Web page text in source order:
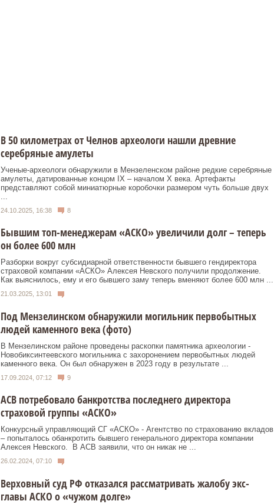
В 50 километрах от Челнов археологи нашли древние
серебряные амулеты
Ученые-археологи обнаружили в Мензеленском районе редкие серебряные
амулеты, датированные концом IX – началом X века. Артефакты
представляют собой миниатюрные коробочки размером чуть больше двух
24.10.2025, 16:38 8
Бывшим топ-менеджерам «АСКО» увеличили долг – теперь
он более 600 млн
Разборки вокруг субсидиарной ответственности бывшего гендиректора
страховой компании «АСКО» Алексея Невского получили продолжение.
Как выяснилось, ему и его бывшего заму теперь вменяют более 600 млн ...
21.03.2025, 13:01
Под Мензелинском обнаружили могильник первобытных
людей каменного века (фото)
В Мензелинском районе проведены раскопки памятника археологии -
Новобиксинтеевского могильника c захоронением первобытных людей
каменного века. Он был обнаружен в 2023 году в результате ...
17.09.2024, 07:12 9
АСВ потребовало банкротства последнего директора
страховой группы «АСКО»
Конкурсный управляющий СГ «АСКО» - Агентство по страхованию вкладов
– попыталось обанкротить бывшего генерального директора компании
Алексея Невского. В АСВ заявили, что он никак не ...
26.02.2024, 07:10
Верховный суд РФ отказался рассматривать жалобу экс-
главы АСКО о «чужом долге»